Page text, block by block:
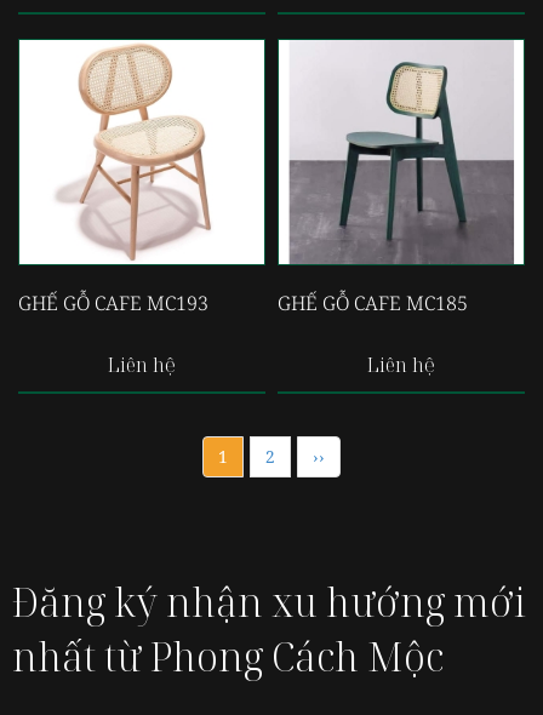
GHẾ GỖ CAFE MC193
Liên hệ
GHẾ GỖ CAFE MC185
Liên hệ
1 2 ››
Đăng ký nhận xu hướng mới
nhất từ Phong Cách Mộc